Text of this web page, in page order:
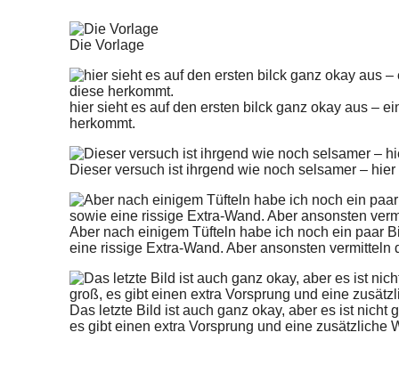
Die Vorlage
hier sieht es auf den ersten bilck ganz okay aus –
herkommt.
Dieser versuch ist ihrgend wie noch selsamer –
Aber nach einigem Tüfteln habe ich noch ein paar
eine rissige Extra-Wand. Aber ansonsten
Das letzte Bild ist auch ganz okay, aber es ist
es gibt einen extra Vorsprung und eine zusätzliche